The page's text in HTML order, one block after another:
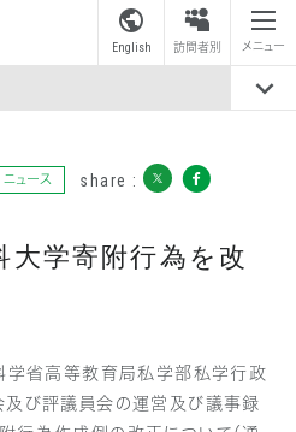
English 訪問者別 メニュー
ニュース share :
大学寄附行為を改
省高等教育局私学部私学行政
及び評議員会の運営及び議事録